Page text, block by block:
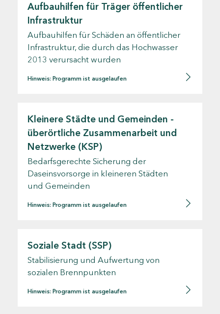
Aufbauhilfen für Träger öffentlicher
Infrastruktur
Aufbauhilfen für Schäden an öffentlicher
Infrastruktur, die durch das Hochwasser
2013 verursacht wurden
Hinweis: Programm ist ausgelaufen
Kleinere Städte und Gemeinden -
überörtliche Zusammenarbeit und
Netzwerke (KSP)
Bedarfsgerechte Sicherung der
Daseinsvorsorge in kleineren Städten
und Gemeinden
Hinweis: Programm ist ausgelaufen
Soziale Stadt (SSP)
Stabilisierung und Aufwertung von
sozialen Brennpunkten
Hinweis: Programm ist ausgelaufen